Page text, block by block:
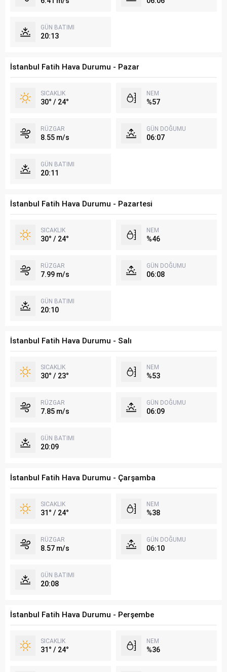
GÜN BATIMI
20:13
İstanbul Fatih Hava Durumu - Pazar
SICAKLIK
30° / 24°
NEM
%57
RÜZGAR
8.55 m/s
GÜN DOĞUMU
06:07
GÜN BATIMI
20:11
İstanbul Fatih Hava Durumu - Pazartesi
SICAKLIK
30° / 24°
NEM
%46
RÜZGAR
7.99 m/s
GÜN DOĞUMU
06:08
GÜN BATIMI
20:10
İstanbul Fatih Hava Durumu - Salı
SICAKLIK
30° / 23°
NEM
%53
RÜZGAR
7.85 m/s
GÜN DOĞUMU
06:09
GÜN BATIMI
20:09
İstanbul Fatih Hava Durumu - Çarşamba
SICAKLIK
31° / 24°
NEM
%38
RÜZGAR
8.57 m/s
GÜN DOĞUMU
06:10
GÜN BATIMI
20:08
İstanbul Fatih Hava Durumu - Perşembe
SICAKLIK
31° / 24°
NEM
%36